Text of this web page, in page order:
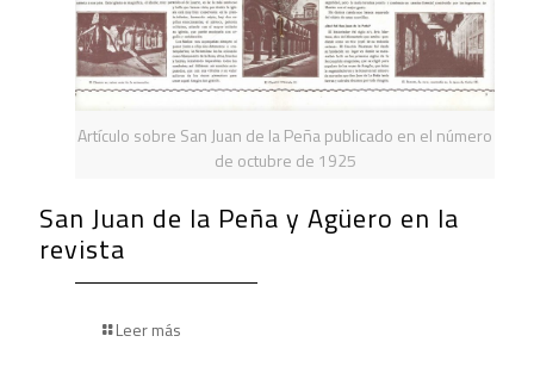
Artículo sobre San Juan de la Peña publicado en el número
de octubre de 1925
San Juan de la Peña y Agüero en la
revista
Leer más